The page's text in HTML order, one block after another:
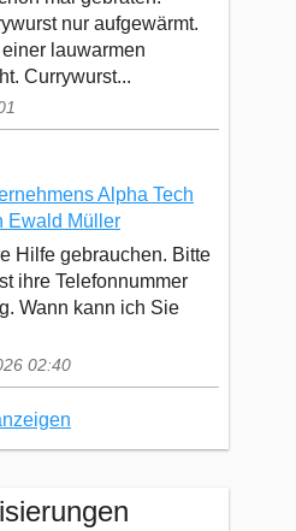
nur aufgewärmt.
lauwarmen
Currywurst...
Alpha Tech
Ewald Müller
Hilfe gebrauchen. Bitte
ihre Telefonnummer
Wann kann ich Sie
02:40